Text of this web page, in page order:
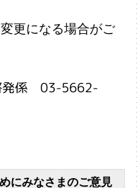
更になる場合がご
係 03-5662-
にみなさまのご意見